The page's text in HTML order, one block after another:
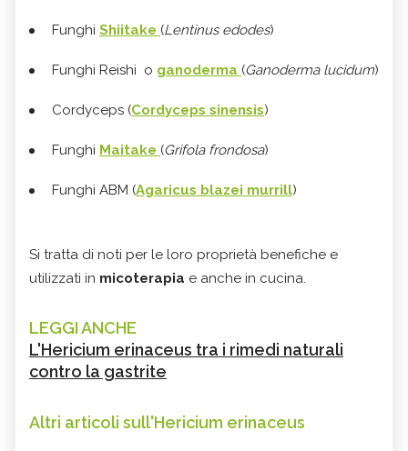
Funghi Shiitake (Lentinus edodes)
Funghi Reishi o ganoderma (Ganoderma lucidum)
Cordyceps (Cordyceps sinensis)
Funghi Maitake (Grifola frondosa)
Funghi ABM (Agaricus blazei murrill)
Si tratta di noti per le loro proprietà benefiche e
utilizzati in micoterapia e anche in cucina.
LEGGI ANCHE
L'Hericium erinaceus tra i rimedi naturali
contro la gastrite
Altri articoli sull'Hericium erinaceus